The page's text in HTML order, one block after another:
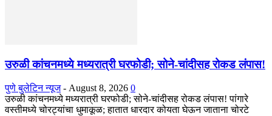
उरुळी कांचनमध्ये मध्यरात्री घरफोडी; सोने-चांदीसह रोकड लंपास!
पुणे बुलेटिन न्यूज - August 8, 2026 0
उरुळी कांचनमध्ये मध्यरात्री घरफोडी; सोने-चांदीसह रोकड लंपास! पांगारे
वस्तीमध्ये चोरट्यांचा धुमाकूळ; हातात धारदार कोयता घेऊन जाताना चोरटे